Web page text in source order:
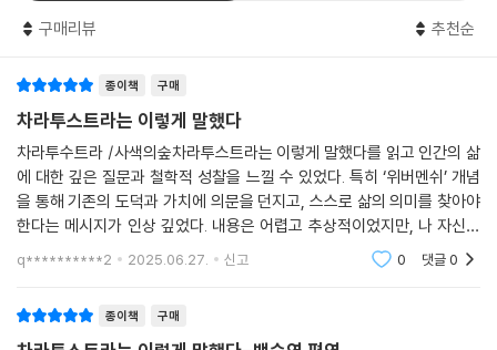
못했다. 내가 사랑하는 이 여자를 제외하곤. 내가 그대를 사랑하기 때문이
--- p.466
황금빛 가을과 황금빛 오후처럼, 고독자인 내 심장처럼 성숙해졌다. 이제
그대는 말한다. 세상 자체가 성숙해졌고 포도송이는 갈색이 되었다고. 이
제 그것은 죽으려 한다. 행복에 겨워 죽으려 한다. 그대 좀 더 높은 인간들
이여, 그대들은 맡지 못하는가? 어떤 냄새가 은밀하게 피어오르고 있거늘.
영원의 향기와 영원의 냄새, 장밋빛 옛 행복의 갈색 황금포도주 향기가, 취
해 있는 자정이 풍겨대는 죽음의 행복 냄새가. 이 행복이 노래한다. ‘세계는
--- p.628~629
책”이라고 붙인 것도 아마 그 때문일 것이다. 『차라투스트라』는 고대 그리
스로부터 니체 시대에 이르는 다양한 문학 작품을 배경으로 하며, 서양 철
아우르는 풍부한 지식을 바탕에 두어야 『차라투스트라』의 비밀이 비로소
밝혀질 수 있다.
독자의 이해를 돕는,
상세하고 자상한 720개의 주석
백승영 교수는 국내 최고의 니체 전문가다. 이번에 출간한 『차라투스트라
는 이렇게 말했다』 번역서는 단순한 번역을 넘어서는, 말하자면 번역과 주
석을 달았다.
구매리뷰 추천순
종이책 구매
차라투스트라는 이렇게 말했다
차라투수트라 /사색의숲차라투스트라는 이렇게 말했다를 읽고 인간의 삶
에 대한 깊은 질문과 철학적 성찰을 느낄 수 있었다. 특히 ‘위버멘쉬’ 개념
을 통해 기존의 도덕과 가치에 의문을 던지고, 스스로 삶의 의미를 찾아야
한다는 메시지가 인상 깊었다. 내용은 어렵고 추상적이었지만, 나 자신에
대해 더 깊이 생각하게 되는 계기가 되었다.
q**********2 2025.06.27. 신고 0 댓글0
종이책 구매